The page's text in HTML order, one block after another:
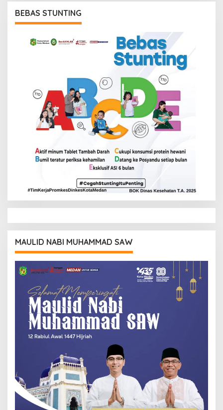
BEBAS STUNTING
MAULID NABI MUHAMMAD SAW